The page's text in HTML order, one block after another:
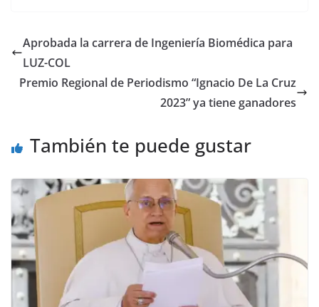
Aprobada la carrera de Ingeniería Biomédica para
LUZ-COL
Premio Regional de Periodismo “Ignacio De La Cruz
2023” ya tiene ganadores
También te puede gustar